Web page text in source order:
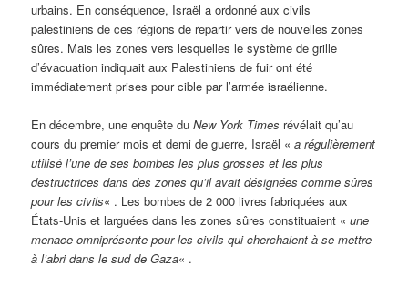
urbains. En conséquence, Israël a ordonné aux civils
palestiniens de ces régions de repartir vers de nouvelles zones
sûres. Mais les zones vers lesquelles le système de grille
d’évacuation indiquait aux Palestiniens de fuir ont été
immédiatement prises pour cible par l’armée israélienne.
En décembre, une enquête duNew York Times révélait qu’au
cours du premier mois et demi de guerre, Israël «a régulièrement
utilisé l’une de ses bombes les plus grosses et les plus
destructrices dans des zones qu’il avait désignées comme sûres
pour les civils« . Les bombes de 2 000 livres fabriquées aux
États-Unis et larguées dans les zones sûres constituaient «une
menace omniprésente pour les civils qui cherchaient à se mettre
à l’abri dans le sud de Gaza« .